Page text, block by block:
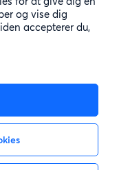
og vise dig
accepterer du,